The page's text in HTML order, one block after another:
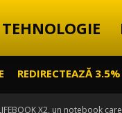
TEHNOLOGIE
REDIRECTEAZĂ 3.5%
X2, un notebook